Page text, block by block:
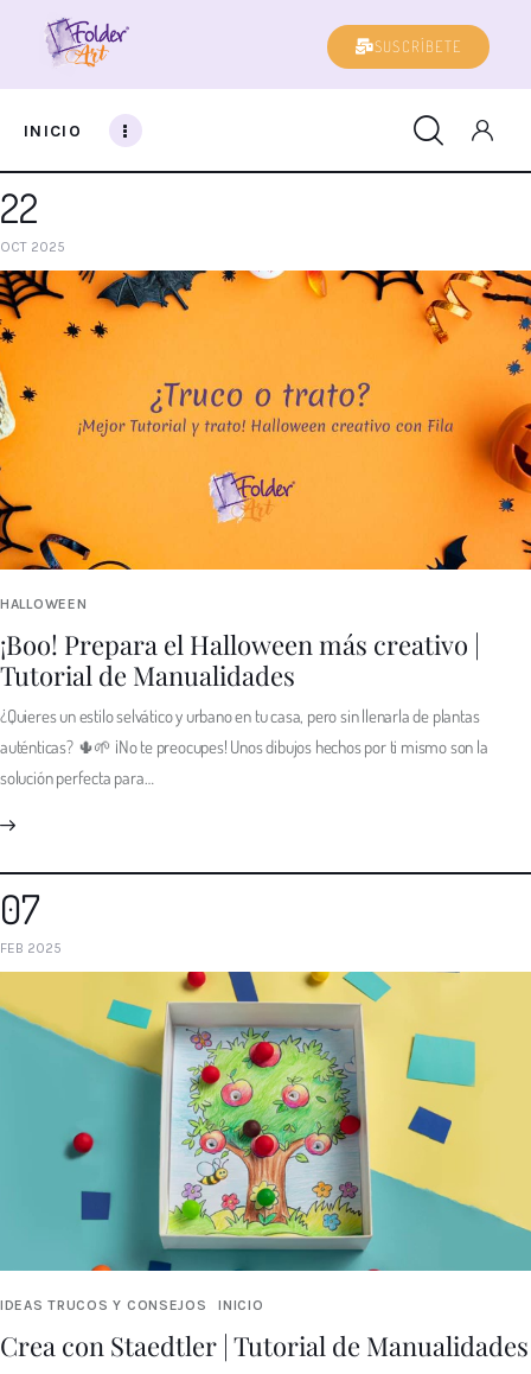
SUSCRÍBETE
INICIO
Blog
22
OCT 2025
HALLOWEEN
¡Boo! Prepara el Halloween más creativo |
Tutorial de Manualidades
¿Quieres un estilo selvático y urbano en tu casa, pero sin llenarla de plantas
auténticas? 🌵🌱 ¡No te preocupes! Unos dibujos hechos por ti mismo son la
solución perfecta para…
07
FEB 2025
IDEAS TRUCOS Y CONSEJOS INICIO
Crea con Staedtler | Tutorial de Manualidades